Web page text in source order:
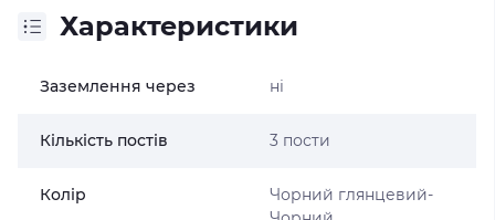
Характеристики
Заземлення через ні
Кількість постів 3 пости
Колір
Чорний глянцевий-